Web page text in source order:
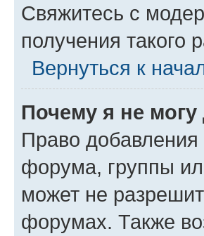
Свяжитесь с
получения такого
Вернуться к
Почему я не
Право
форума, группы
может не
форумах. Также